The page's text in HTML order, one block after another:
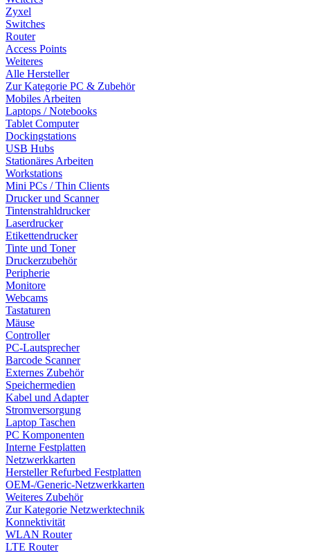
Zyxel
Switches
Router
Access Points
Weiteres
Alle Hersteller
Zur Kategorie PC & Zubehör
Mobiles Arbeiten
Laptops / Notebooks
Tablet Computer
Dockingstations
USB Hubs
Stationäres Arbeiten
Workstations
Mini PCs / Thin Clients
Drucker und Scanner
Tintenstrahldrucker
Laserdrucker
Etikettendrucker
Tinte und Toner
Druckerzubehör
Peripherie
Monitore
Webcams
Tastaturen
Mäuse
Controller
PC-Lautsprecher
Barcode Scanner
Externes Zubehör
Speichermedien
Kabel und Adapter
Stromversorgung
Laptop Taschen
PC Komponenten
Interne Festplatten
Netzwerkkarten
Hersteller Refurbed Festplatten
OEM-/Generic-Netzwerkkarten
Weiteres Zubehör
Zur Kategorie Netzwerktechnik
Konnektivität
WLAN Router
LTE Router